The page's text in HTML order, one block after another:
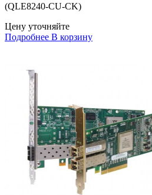
(QLE8240-CU-CK)
Цену уточняйте
Подробнее В корзину